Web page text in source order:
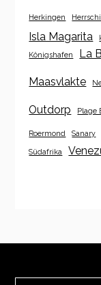
Herkingen
Isla Magarita
Königshafen La
Maasvlakte
Outdorp Plage
Roermond Sanary
Südafrika